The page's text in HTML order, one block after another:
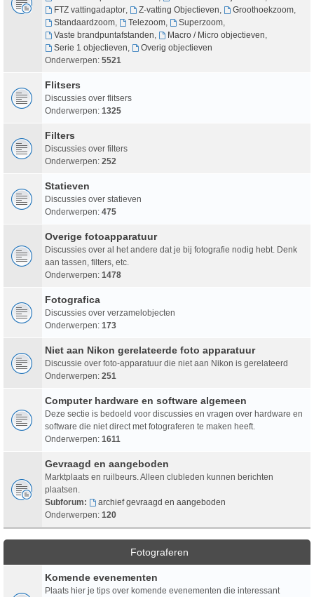
FTZ vattingadaptor, Z-vatting Objectieven Groothoekzoom,
Standaardzoom, Telezoom, Superzoom,
Vaste brandpuntafstanden
Macro / Micro objectieven
Serie 1 objectieven
Overig objectieven
Onderwerpen: 5521
Flitsers
Discussies over flitsers
Onderwerpen: 1325
Filters
Discussies over filters
Onderwerpen: 252
Statieven
Discussies over statieven
Onderwerpen: 475
Overige fotoapparatuur
Discussies over al het andere dat je bij fotografie nodig hebt. Denk
aan tassen, filters, etc.
Onderwerpen: 1478
Fotografica
Discussies over verzamelobjecten
Onderwerpen: 173
Niet aan Nikon gerelateerde foto apparatuur
Discussie over foto-apparatuur die niet aan Nikon is gerelateerd
Onderwerpen: 251
Computer hardware en software algemeen
Deze sectie is bedoeld voor discussies en vragen over hardware en
software die niet direct met fotograferen te maken heeft.
Onderwerpen: 1611
Gevraagd en aangeboden
Marktplaats en ruilbeurs. Alleen clubleden kunnen berichten
plaatsen.
Subforum:
archief gevraagd en aangeboden
Onderwerpen: 120
Fotograferen
Komende evenementen
Plaats hier je tips over komende evenementen die interessant